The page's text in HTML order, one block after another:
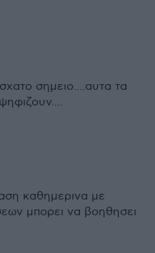
σημειο....αυτα τα
καθημερινα με
μπορει να βοηθησει